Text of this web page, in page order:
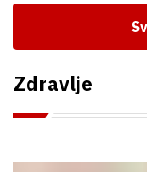
Zdravlje